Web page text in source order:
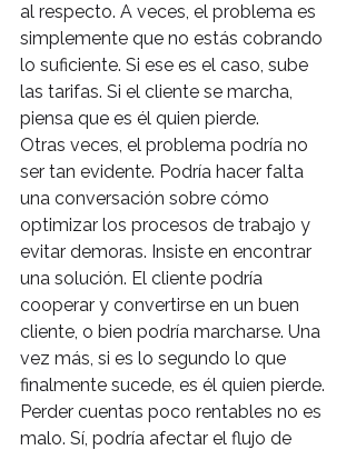
al respecto. A veces, el problema es
simplemente que no estás cobrando
lo suficiente. Si ese es el caso, sube
las tarifas. Si el cliente se marcha,
piensa que es él quien pierde.
Otras veces, el problema podría no
ser tan evidente. Podría hacer falta
una conversación sobre cómo
optimizar los procesos de trabajo y
evitar demoras. Insiste en encontrar
una solución. El cliente podría
cooperar y convertirse en un buen
cliente, o bien podría marcharse. Una
vez más, si es lo segundo lo que
finalmente sucede, es él quien pierde.
Perder cuentas poco rentables no es
malo. Sí, podría afectar el flujo de